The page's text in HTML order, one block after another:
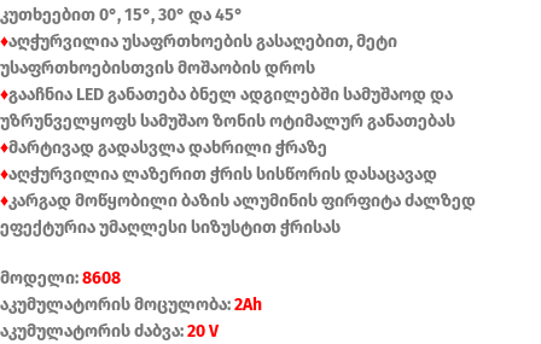
კუთხეებით 0°, 15°, 30° და 45°
♦აღჭურვილია უსაფრთხოების გასაღებით, მეტი
უსაფრთხოებისთვის მოშაობის დროს
♦გააჩნია LED განათება ბნელ ადგილებში სამუშაოდ და
უზრუნველყოფს სამუშაო ზონის ოტიმალურ განათებას
♦მარტივად გადასვლა დახრილი ჭრაზე
♦აღჭურვილია ლაზერით ჭრის სისწორის დასაცავად
♦კარგად მოწყობილი ბაზის ალუმინის ფირფიტა ძალზედ
ეფექტურია უმაღლესი სიზუსტით ჭრისას
მოდელი:8608
აკუმულატორის მოცულობა:2Ah
აკუმულატორის ძაბვა:20 V